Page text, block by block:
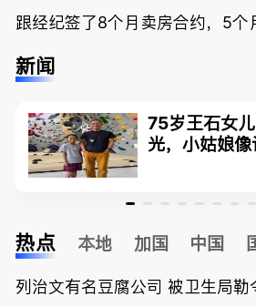
跟经纪签了8个月卖房合约，5
新闻
75岁王石女
光，小姑娘像
热点 本地 加国 中国
列治文有名豆腐公司 被卫生局勒